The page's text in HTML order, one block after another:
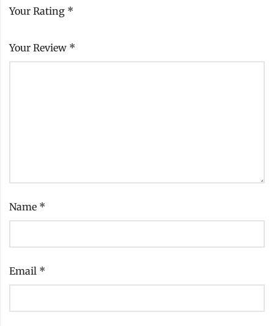
Your Rating *
Your Review *
Name *
Email *